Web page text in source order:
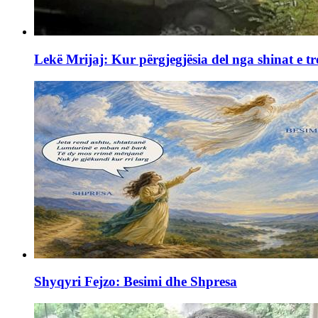
Lekë Mrijaj: Kur përgjegjësia del nga shinat e
Shyqyri Fejzo: Besimi dhe Shpresa